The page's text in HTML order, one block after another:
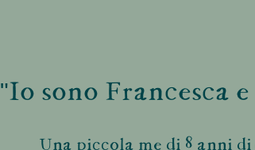
"Io sono Francesca
Una piccola me di 8 anni